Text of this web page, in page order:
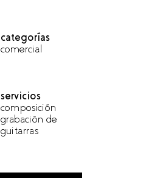
categorías
comercial
servicios
composición
grabación de
guitarras